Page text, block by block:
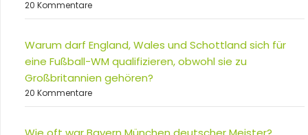
20 Kommentare
Warum darf England, Wales und Schottland sich für
eine Fußball-WM qualifizieren, obwohl sie zu
Großbritannien gehören?
20 Kommentare